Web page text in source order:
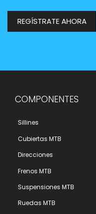
REGÍSTRATE AHORA
COMPONENTES
Sillines
Cubiertas MTB
Direcciones
Frenos MTB
Suspensiones MTB
Ruedas MTB